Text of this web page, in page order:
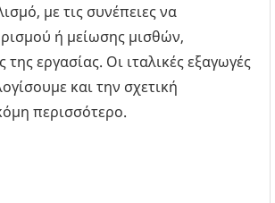
με τις συνέπειες να
ή μείωσης μισθών,
εργασίας. Οι ιταλικές εξαγωγές
και την σχετική
περισσότερο.